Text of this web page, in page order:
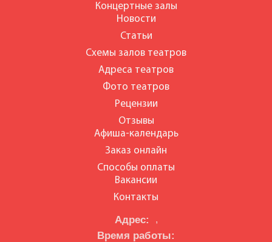
Адрес: ,
Время работы:
Концертные залы
Новости
Статьи
Схемы залов театров
Адреса театров
Фото театров
Рецензии
Отзывы
Афиша-календарь
Заказ онлайн
Способы оплаты
Вакансии
Контакты